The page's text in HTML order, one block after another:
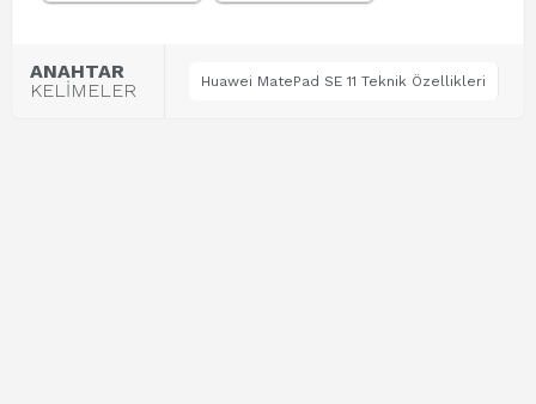
ANAHTAR
KELİMELER
Huawei MatePad SE 11 Teknik Özellikleri